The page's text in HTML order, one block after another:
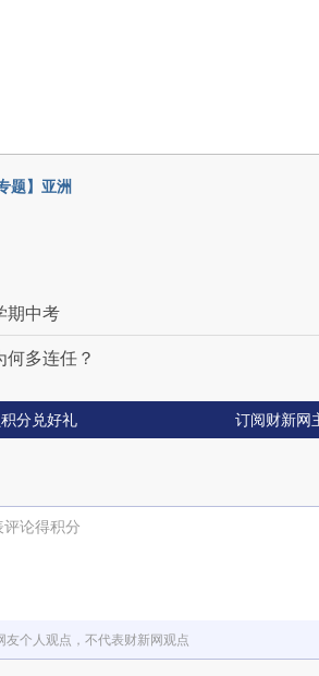
专题】亚洲
期中考
多连任？
分兑好礼 订阅财新网
评论得积分
友个人观点，不代表财新网观点